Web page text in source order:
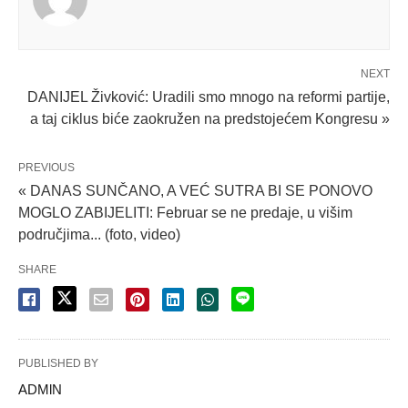
NEXT
DANIJEL Živković: Uradili smo mnogo na reformi partije,
a taj ciklus biće zaokružen na predstojećem Kongresu »
PREVIOUS
« DANAS SUNČANO, A VEĆ SUTRA BI SE PONOVO
MOGLO ZABIJELITI: Februar se ne predaje, u višim
područjima... (foto, video)
SHARE
PUBLISHED BY
ADMlN